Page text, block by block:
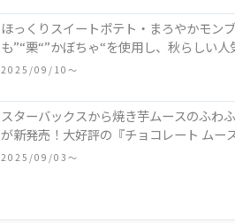
ほっくりスイートポテト・まろやかモン
も”“栗“”かぼちゃ“を使用し、秋らしい
2025/09/10〜
スターバックスから焼き芋ムースのふわ
が新発売！大好評の『チョコレート ムー
2025/09/03〜